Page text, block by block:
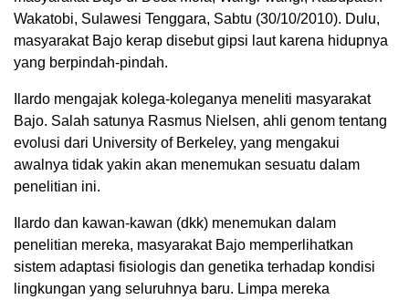
Wakatobi, Sulawesi Tenggara, Sabtu (30/10/2010). Dulu,
masyarakat Bajo kerap disebut gipsi laut karena hidupnya
yang berpindah-pindah.
Ilardo mengajak kolega-koleganya meneliti masyarakat
Bajo. Salah satunya Rasmus Nielsen, ahli genom tentang
evolusi dari University of Berkeley, yang mengakui
awalnya tidak yakin akan menemukan sesuatu dalam
penelitian ini.
Ilardo dan kawan-kawan (dkk) menemukan dalam
penelitian mereka, masyarakat Bajo memperlihatkan
sistem adaptasi fisiologis dan genetika terhadap kondisi
lingkungan yang seluruhnya baru. Limpa mereka